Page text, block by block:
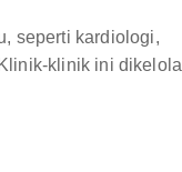
seperti kardiologi,
klinik ini dikelola